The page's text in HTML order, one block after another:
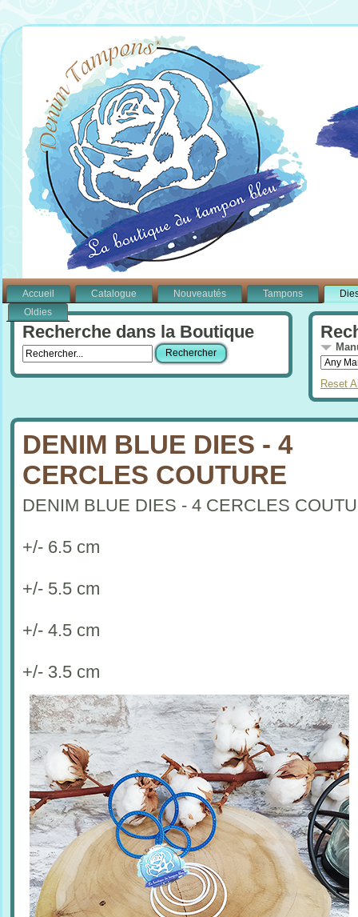
Accueil Catalogue Nouveautés Tampons
Oldies
Recherche dans la Boutique
Reset
DENIM BLUE DIES - 4
CERCLES COUTURE
DENIM BLUE DIES - 4 CERCLES
+/- 6.5 cm
+/- 5.5 cm
+/- 4.5 cm
+/- 3.5 cm